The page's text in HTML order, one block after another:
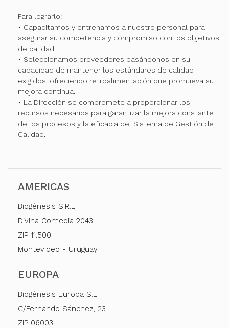
Para lograrlo:
• Capacitamos y entrenamos a nuestro personal para
asegurar su competencia y compromiso con los objetivos
de calidad.
• Seleccionamos proveedores basándonos en su
capacidad de mantener los estándares de calidad
exigidos, ofreciendo retroalimentación que promueva su
mejora continua.
• La Dirección se compromete a proporcionar los
recursos necesarios para garantizar la mejora constante
de los procesos y la eficacia del Sistema de Gestión de
Calidad.
AMERICAS
Biogénesis S.R.L.
Divina Comedia 2043
ZIP 11.500
Montevideo - Uruguay
EUROPA
Biogénesis Europa S.L.
C/Fernando Sánchez, 23
ZIP 06003